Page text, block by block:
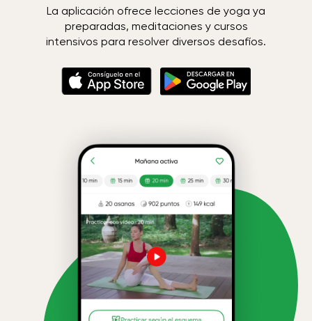
La aplicación ofrece lecciones de yoga ya
preparadas, meditaciones y cursos
intensivos para resolver diversos desafíos.